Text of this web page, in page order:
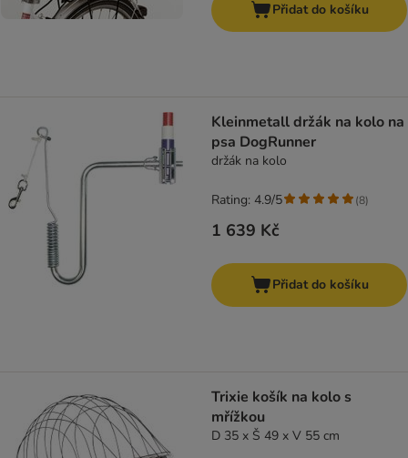
Přidat do košíku
Kleinmetall držák na kolo na
psa DogRunner
držák na kolo
1 639 Kč
Rating: 4.9/5 (8)
Přidat do košíku
Trixie košík na kolo s
mřížkou
D 35 x Š 49 x V 55 cm